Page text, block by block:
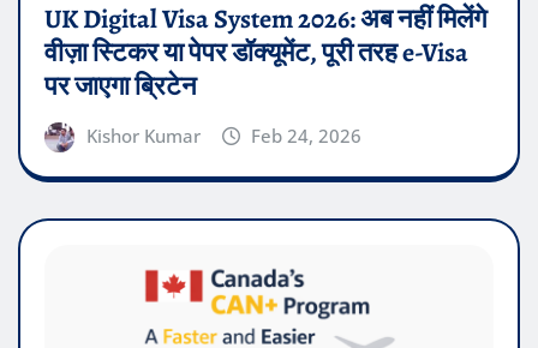
UK Digital Visa System 2026: अब नहीं मिलेंगे
वीज़ा स्टिकर या पेपर डॉक्यूमेंट, पूरी तरह e-Visa
पर जाएगा ब्रिटेन
Kishor Kumar Feb 24, 2026